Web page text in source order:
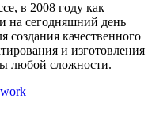
в 2008 году как
на сегодняшний день
создания качественного
и изготовления
любой сложности.